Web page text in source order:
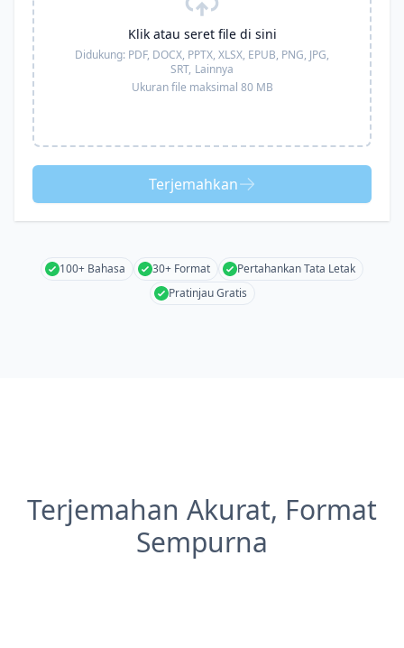
Klik atau seret file di sini
Didukung: PDF, DOCX, PPTX, XLSX, EPUB, PNG, JPG,
SRT, Lainnya
Ukuran file maksimal 80 MB
Terjemahkan
100+ Bahasa 30+ Format
Pertahankan Tata Letak
Pratinjau Gratis
Terjemahan Akurat, Format
Sempurna